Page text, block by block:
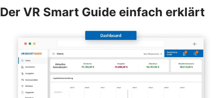
Der VR Smart Guide einfach erklärt